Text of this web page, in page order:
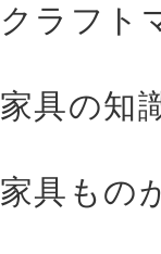
クラフト
家具の知
家具もの